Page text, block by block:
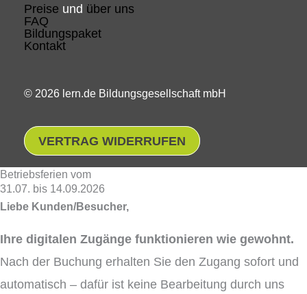
Preise und über uns
FAQ
Bildungspaket
Kontakt
© 2026 lern.de Bildungsgesellschaft mbH
VERTRAG WIDERRUFEN
Betriebsferien vom
31.07. bis 14.09.2026
Liebe Kunden/Besucher,
Ihre digitalen Zugänge funktionieren wie gewohnt.
Nach der Buchung erhalten Sie den Zugang sofort und
automatisch – dafür ist keine Bearbeitung durch uns